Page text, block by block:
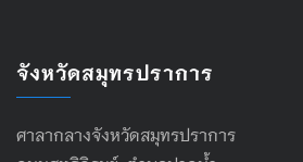
จังหวัดสมุทรปราการ
ศาลากลางจังหวัดสมุทรปราการ